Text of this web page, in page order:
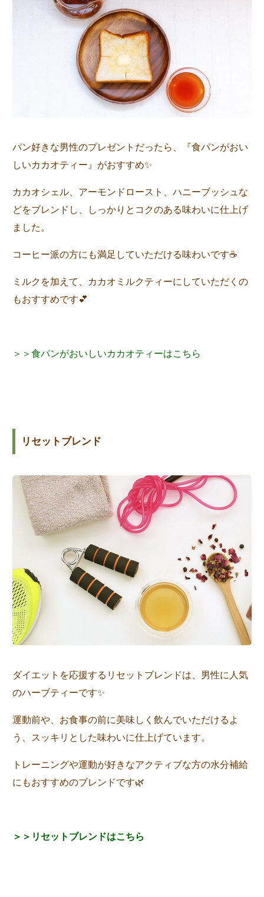
パン好きな男性のプレゼントだったら、『食パンがおい
しいカカオティー』がおすすめ✨
カカオシェル、アーモンドロースト、ハニーブッシュな
どをブレンドし、しっかりとコクのある味わいに仕上げ
ました。
コーヒー派の方にも満足していただける味わいです☕
ミルクを加えて、カカオミルクティーにしていただくの
もおすすめです💕
＞＞食パンがおいしいカカオティーはこちら
リセットブレンド
ダイエットを応援するリセットブレンドは、男性に人気
のハーブティーです✨
運動前や、お食事の前に美味しく飲んでいただけるよ
う、スッキリとした味わいに仕上げています。
トレーニングや運動が好きなアクティブな方の水分補給
にもおすすめのブレンドです🌿
＞＞リセットブレンドはこちら